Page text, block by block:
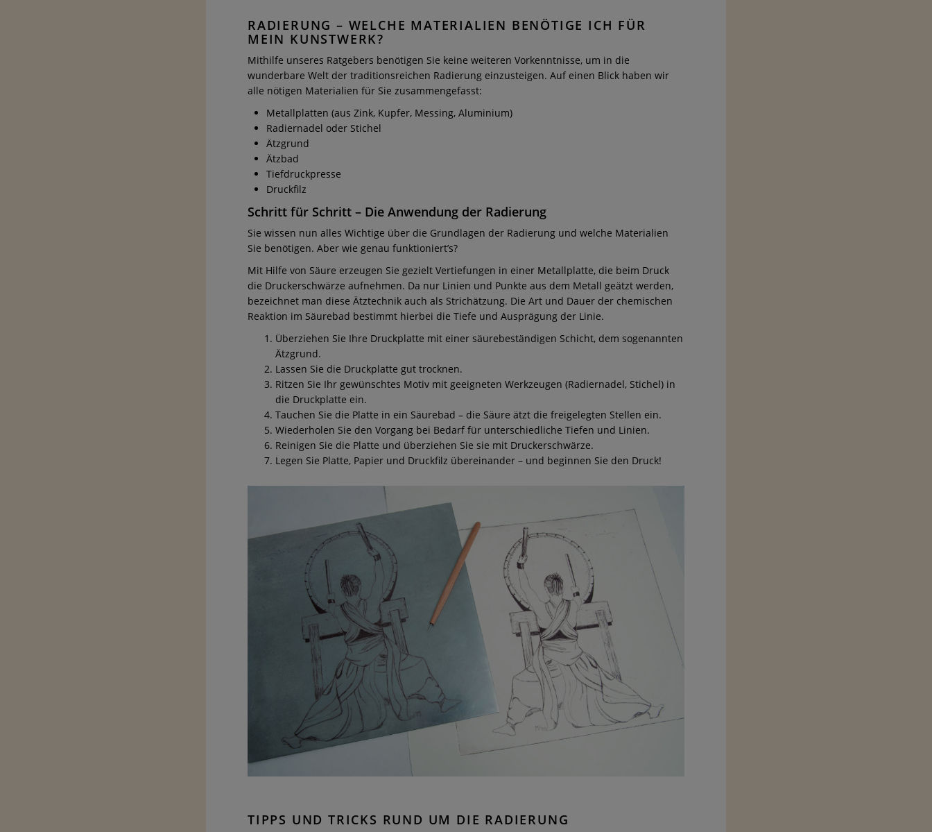
RADIERUNG – WELCHE MATERIALIEN BENÖTIGE ICH FÜR
MEIN KUNSTWERK?
Mithilfe unseres Ratgebers benötigen Sie keine weiteren Vorkenntnisse, um in die
wunderbare Welt der traditionsreichen Radierung einzusteigen. Auf einen Blick haben wir
alle nötigen Materialien für Sie zusammengefasst:
Metallplatten (aus Zink, Kupfer, Messing, Aluminium)
Radiernadel oder Stichel
Ätzgrund
Ätzbad
Tiefdruckpresse
Druckfilz
Schritt für Schritt – Die Anwendung der Radierung
Sie wissen nun alles Wichtige über die Grundlagen der Radierung und welche Materialien
Sie benötigen. Aber wie genau funktioniert’s?
Mit Hilfe von Säure erzeugen Sie gezielt Vertiefungen in einer Metallplatte, die beim Druck
die Druckerschwärze aufnehmen. Da nur Linien und Punkte aus dem Metall geätzt werden,
bezeichnet man diese Ätztechnik auch als Strichätzung. Die Art und Dauer der chemischen
Reaktion im Säurebad bestimmt hierbei die Tiefe und Ausprägung der Linie.
Überziehen Sie Ihre Druckplatte mit einer säurebeständigen Schicht, dem sogenannten
Ätzgrund.
Lassen Sie die Druckplatte gut trocknen.
Ritzen Sie Ihr gewünschtes Motiv mit geeigneten Werkzeugen (Radiernadel, Stichel) in
die Druckplatte ein.
Tauchen Sie die Platte in ein Säurebad – die Säure ätzt die freigelegten Stellen ein.
Wiederholen Sie den Vorgang bei Bedarf für unterschiedliche Tiefen und Linien.
Reinigen Sie die Platte und überziehen Sie sie mit Druckerschwärze.
Legen Sie Platte, Papier und Druckfilz übereinander – und beginnen Sie den Druck!
TIPPS UND TRICKS RUND UM DIE RADIERUNG